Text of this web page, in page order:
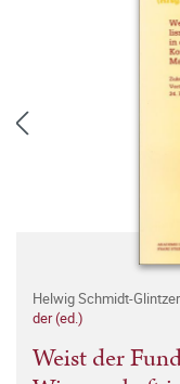
Helwig Schmidt-
der (ed.)
Weist der